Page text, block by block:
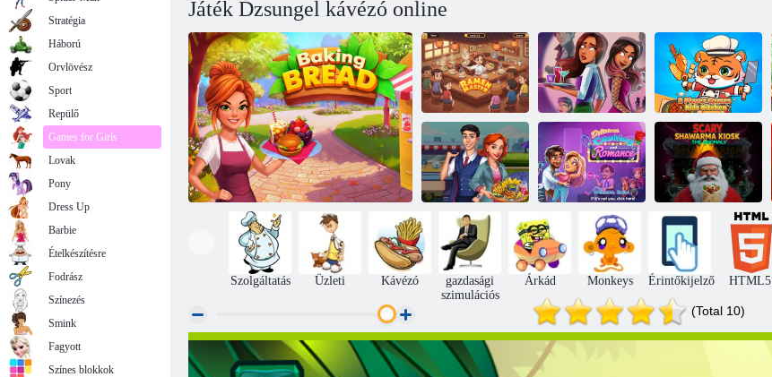
Játék Dzsungel kávézó online
Kenyér sütés
Ramen mester
Titkos
menedzsment
2 játékos játékok
Kids Kitchen
Claire's Cruisin
Cafe Fest
Frenzy
Finom főzés és
romantika
Shawarma
kioszk: Az
anomália
Szolgáltatás Üzleti Kávézó
gazdasági
szimulációs
Árkád Monkeys Érintőkijelző HTML5
(Total 10)
Stratégia
Háború
Orvlövész
Sport
Repülő
Games for Girls
Lovak
Pony
Dress Up
Barbie
Ételkészítésre
Fodrász
Színezés
Smink
Fagyott
Színes blokkok